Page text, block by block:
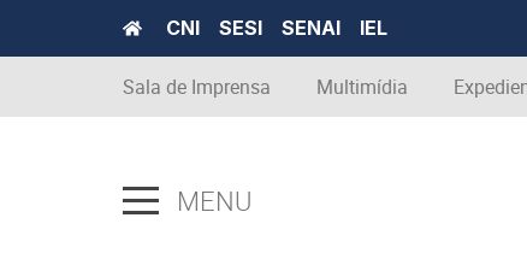
CNI SESI SENAI IEL
Sala de Imprensa Multimídia
MENU